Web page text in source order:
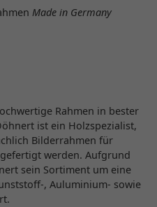
Made in Germany
Rahmen in bester
ist ein Holzspezialist,
Bilderrahmen für
werden. Aufgrund
sein Sortiment um eine
, Auluminium- sowie